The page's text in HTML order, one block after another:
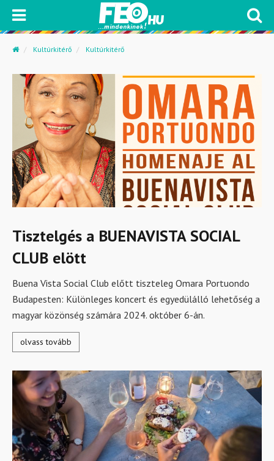
Kultúrkitérő Kultúrkitérő
Tisztelgés a BUENAVISTA SOCIAL
CLUB elött
Buena Vista Social Club előtt tiszteleg Omara Portuondo
Budapesten: Különleges koncert és egyedülálló lehetőség a
magyar közönség számára 2024. október 6-án.
olvass tovább